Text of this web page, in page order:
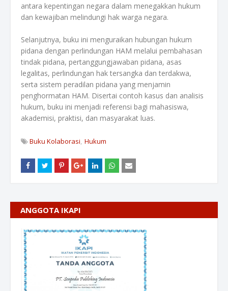
antara kepentingan negara dalam menegakkan hukum
dan kewajiban melindungi hak warga negara.
Selanjutnya, buku ini menguraikan hubungan hukum
pidana dengan perlindungan HAM melalui pembahasan
tindak pidana, pertanggungjawaban pidana, asas
legalitas, perlindungan hak tersangka dan terdakwa,
serta sistem peradilan pidana yang menjamin
penghormatan HAM. Disertai contoh kasus dan analisis
hukum, buku ini menjadi referensi bagi mahasiswa,
akademisi, praktisi, dan masyarakat luas.
Buku Kolaborasi Hukum
ANGGOTA IKAPI